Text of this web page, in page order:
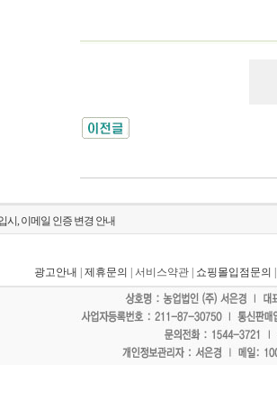
시, 이메일 인증 변경 안내
광고안내 제휴문의 | 서비스약관 | 쇼핑몰입점문의
"홈페이지 모든 게시물에